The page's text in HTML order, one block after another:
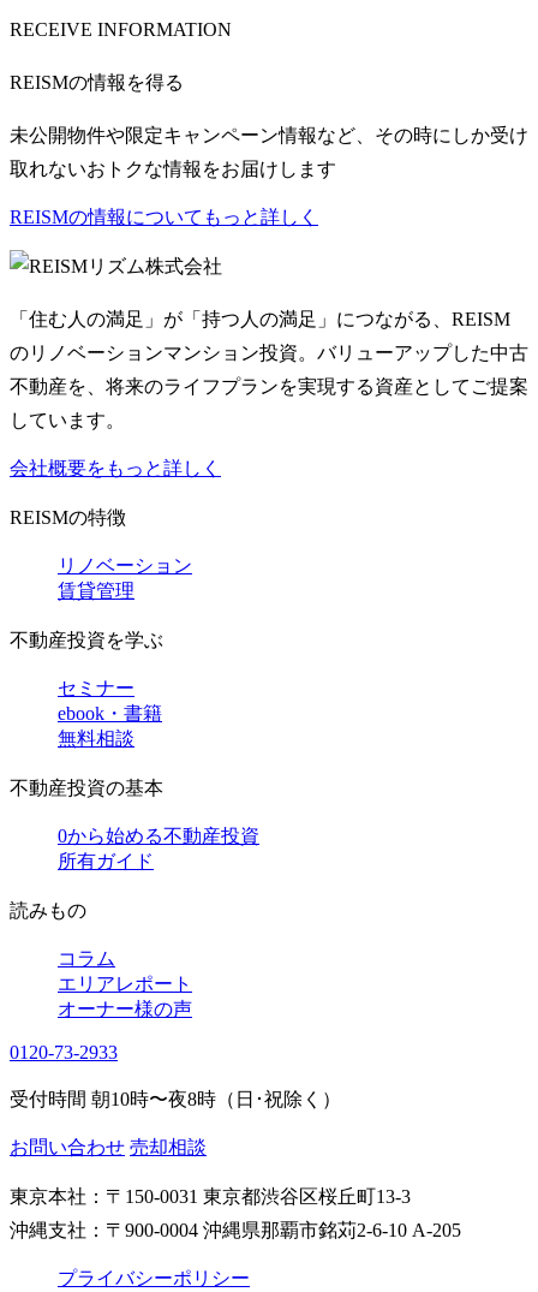
RECEIVE INFORMATION
REISMの情報を得る
未公開物件や限定キャンペーン情報など、その時にしか受け
取れないおトクな情報をお届けします
REISMの情報についてもっと詳しく
リズム株式会社
「住む人の満足」が「持つ人の満足」につながる、REISM
のリノベーションマンション投資。バリューアップした中古
不動産を、将来のライフプランを実現する資産としてご提案
しています。
会社概要をもっと詳しく
REISMの特徴
リノベーション
賃貸管理
不動産投資を学ぶ
セミナー
ebook・書籍
無料相談
不動産投資の基本
0から始める不動産投資
所有ガイド
読みもの
コラム
エリアレポート
オーナー様の声
0120-73-2933
受付時間 朝10時〜夜8時（日･祝除く）
お問い合わせ 売却相談
東京本社：〒150-0031 東京都渋谷区桜丘町13-3
沖縄支社：〒900-0004 沖縄県那覇市銘苅2-6-10 A-205
プライバシーポリシー